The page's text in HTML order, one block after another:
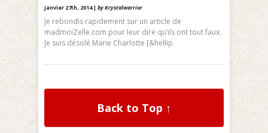
janvier 27th, 2014 | by Krystalwarrior
Je rebondis rapidement sur un article de
madmoiZelle.com pour leur dire qu’ils ont tout faux.
Je suis désolé Marie Charlotte [&hellip
Back to Top ↑